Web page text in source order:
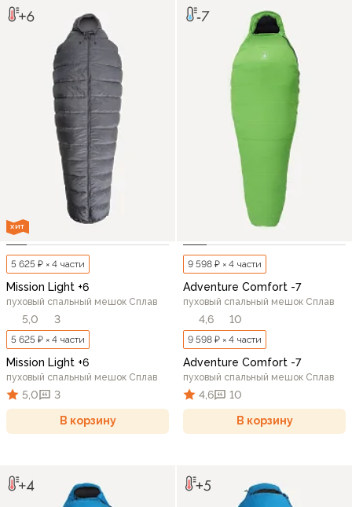
ХИТ
5 625 ₽ × 4 части
Mission Light +6
пуховый спальный мешок Сплав
5,0 3
5 625 ₽ × 4 части
Mission Light +6
пуховый спальный мешок Сплав
5,0 3
В корзину
9 598 ₽ × 4 части
Adventure Comfort -7
пуховый спальный мешок Сплав
4,6 10
9 598 ₽ × 4 части
Adventure Comfort -7
пуховый спальный мешок Сплав
4,6 10
В корзину